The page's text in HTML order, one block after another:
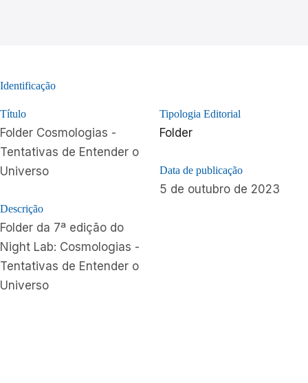
Identificação
Título
Folder Cosmologias -
Tentativas de Entender o
Universo
Descrição
Folder da 7ª edição do
Night Lab: Cosmologias -
Tentativas de Entender o
Universo
Tipologia Editorial
Folder
Data de publicação
5 de outubro de 2023